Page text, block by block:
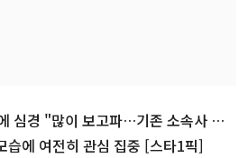
심경 "많이 보고파…기존 소속사 실
에 여전히 관심 집중 [스타1픽]